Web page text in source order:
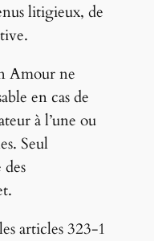
litigieux, de
Amour ne
en cas de
à l’une ou
Seul
articles 323-1